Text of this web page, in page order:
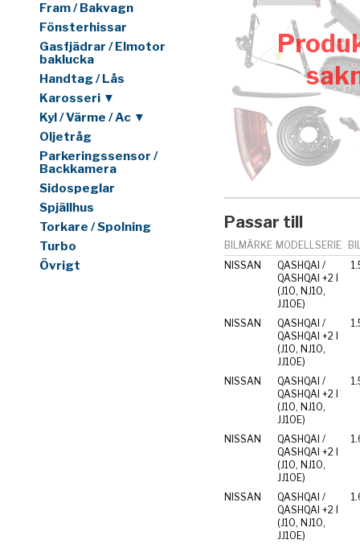
Fram / Bakvagn
Fönsterhissar
Gasfjädrar / Elmotor
baklucka
Handtag / Lås
Karosseri ▼
Kyl / Värme / Ac ▼
Oljetråg
Parkeringssensor /
Backkamera
Sidospeglar
Spjällhus
Torkare / Spolning
Turbo
Övrigt
Passar till
BILMÄRKE MODELLSERIE
NISSAN
QASHQAI /
QASHQAI +2 I
(J10, NJ10,
JJ10E)
NISSAN
QASHQAI /
QASHQAI +2 I
(J10, NJ10,
JJ10E)
NISSAN
QASHQAI /
QASHQAI +2 I
(J10, NJ10,
JJ10E)
NISSAN
QASHQAI /
QASHQAI +2 I
(J10, NJ10,
JJ10E)
NISSAN
QASHQAI /
QASHQAI +2 I
(J10, NJ10,
JJ10E)